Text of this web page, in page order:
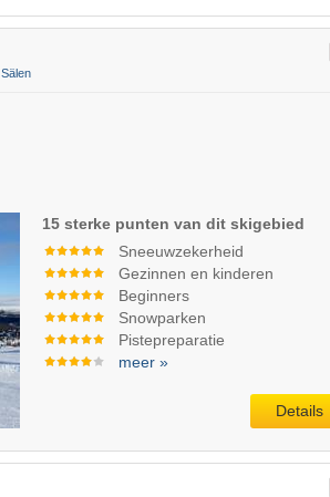
Sälen
15 sterke punten van dit skigebied
Sneeuwzekerheid
Gezinnen en kinderen
Beginners
Snowparken
Pistepreparatie
meer »
Details